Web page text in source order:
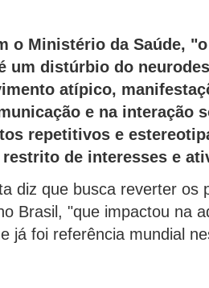
o Ministério da Saúde,
um distúrbio do
atípico,
e na interação
repetitivos e
de interesses e
diz que busca reverter os
Brasil, "que impactou na
já foi referência mundial